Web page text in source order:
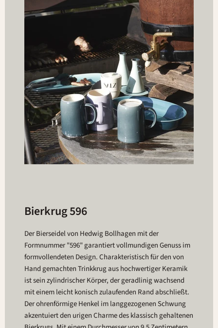
Bierkrug 596
Der Bierseidel von Hedwig Bollhagen mit der
Formnummer "596" garantiert vollmundigen Genuss im
formvollendeten Design. Charakteristisch für den von
Hand gemachten Trinkkrug aus hochwertiger Keramik
ist sein zylindrischer Körper, der geradlinig wachsend
mit einem leicht konisch zulaufenden Rand abschließt.
Der ohrenförmige Henkel im langgezogenen Schwung
akzentuiert den urigen Charme des klassisch gehaltenen